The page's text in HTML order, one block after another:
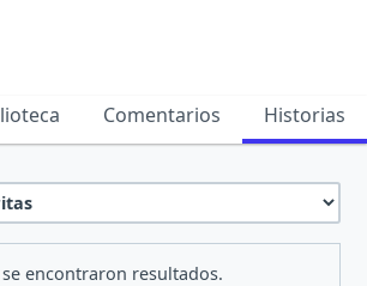
Comentarios Historias
encontraron resultados.